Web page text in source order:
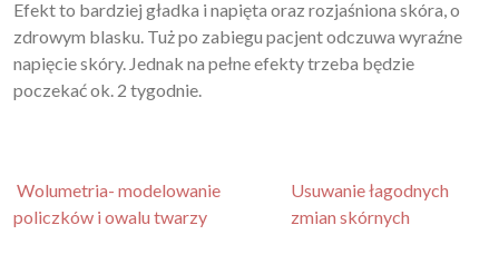
Efekt to bardziej gładka i napięta oraz rozjaśniona skóra, o
zdrowym blasku. Tuż po zabiegu pacjent odczuwa wyraźne
napięcie skóry. Jednak na pełne efekty trzeba będzie
poczekać ok. 2 tygodnie.
Nawigacja po artykułach
Wolumetria- modelowanie
policzków i owalu twarzy
Usuwanie łagodnych
zmian skórnych